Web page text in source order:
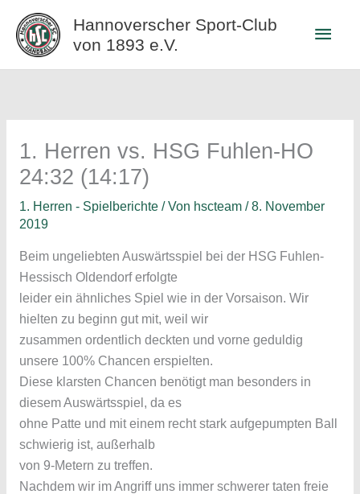
Inhalt
springen
Hannoverscher Sport-Club
von 1893 e.V.
1. Herren vs. HSG Fuhlen-HO
24:32 (14:17)
1. Herren - Spielberichte/ Von hscteam /8. November
2019
Beim ungeliebten Auswärtsspiel bei der HSG Fuhlen-
Hessisch Oldendorf erfolgte
leider ein ähnliches Spiel wie in der Vorsaison. Wir
hielten zu beginn gut mit, weil wir
zusammen ordentlich deckten und vorne geduldig
unsere 100% Chancen erspielten.
Diese klarsten Chancen benötigt man besonders in
diesem Auswärtsspiel, da es
ohne Patte und mit einem recht stark aufgepumpten Ball
schwierig ist, außerhalb
von 9-Metern zu treffen.
Nachdem wir im Angriff uns immer schwerer taten freie